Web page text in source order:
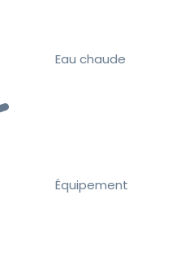
Eau chaude
Équipement